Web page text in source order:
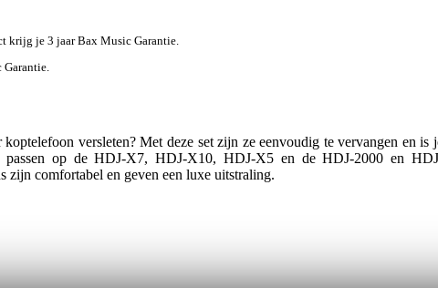
krijg je 3 jaar Bax Music Garantie.
versleten? Met deze set zijn ze eenvoudig te vervangen en is
passen op de HDJ-X7, HDJ-X10, HDJ-X5 en de HDJ-2000 en
zijn comfortabel en geven een luxe uitstraling.